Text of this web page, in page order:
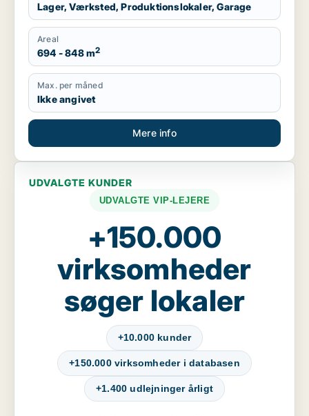
Lager, Værksted, Produktionslokaler, Garage
Areal
694 - 848 m2
Max. per måned
Ikke angivet
Mere info
UDVALGTE KUNDER
UDVALGTE VIP-LEJERE
+150.000
virksomheder
søger lokaler
+10.000 kunder
+150.000 virksomheder i databasen
+1.400 udlejninger årligt